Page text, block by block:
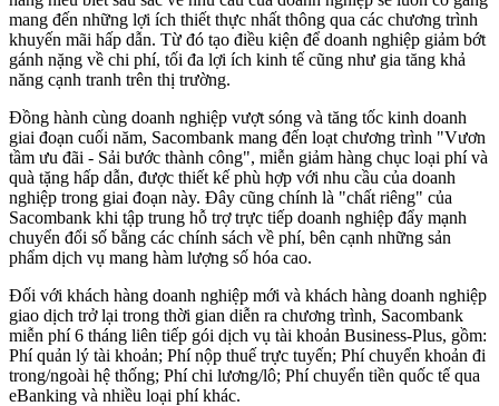
mang đến những lợi ích thiết thực nhất thông qua các chương trình
khuyến mãi hấp dẫn. Từ đó tạo điều kiện để doanh nghiệp giảm bớt
gánh nặng về chi phí, tối đa lợi ích kinh tế cũng như gia tăng khả
năng cạnh tranh trên thị trường.
Đồng hành cùng doanh nghiệp vượt sóng và tăng tốc kinh doanh
giai đoạn cuối năm, Sacombank mang đến loạt chương trình "Vươn
tầm ưu đãi - Sải bước thành công", miễn giảm hàng chục loại phí và
quà tặng hấp dẫn, được thiết kế phù hợp với nhu cầu của doanh
nghiệp trong giai đoạn này. Đây cũng chính là "chất riêng" của
Sacombank khi tập trung hỗ trợ trực tiếp doanh nghiệp đẩy mạnh
chuyển đổi số bằng các chính sách về phí, bên cạnh những sản
phẩm dịch vụ mang hàm lượng số hóa cao.
Đối với khách hàng doanh nghiệp mới và khách hàng doanh nghiệp
giao dịch trở lại trong thời gian diễn ra chương trình, Sacombank
miễn phí 6 tháng liên tiếp gói dịch vụ tài khoản Business-Plus, gồm:
Phí quản lý tài khoản; Phí nộp thuế trực tuyến; Phí chuyển khoản đi
trong/ngoài hệ thống; Phí chi lương/lô; Phí chuyển tiền quốc tế qua
eBanking và nhiều loại phí khác.